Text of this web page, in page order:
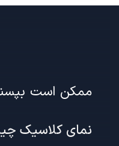
ممکن است
نمای کلاسیک